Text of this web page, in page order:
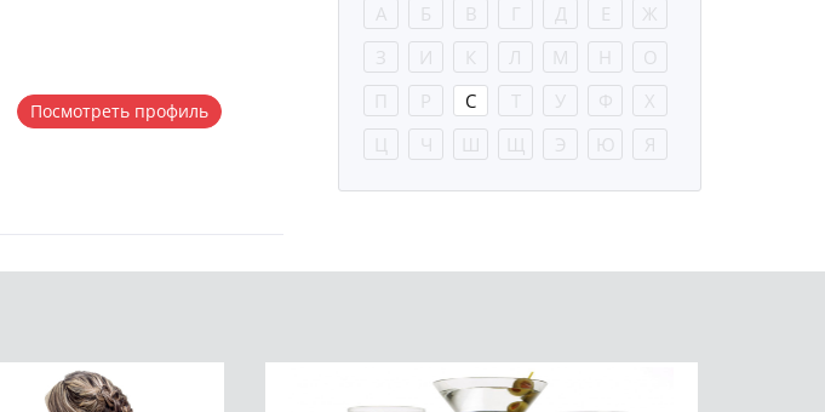
Посмотреть профиль
А Б В Г Д Е
Ж
З
И К Л М Н
О
П
Р С Т У Ф
Х
Ц
Ч Ш Щ Э Ю Я